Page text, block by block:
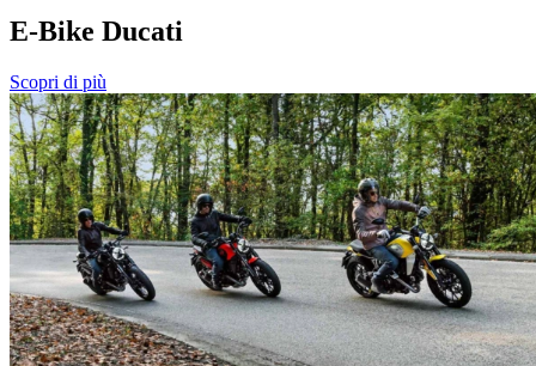
E-Bike Ducati
Scopri di più